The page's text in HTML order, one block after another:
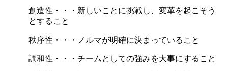
創造性・・・新しいことに挑戦し、変革を起こそう
とすること
秩序性・・・ノルマが明確に決まっていること
調和性・・・チームとしての強みを大事にすること